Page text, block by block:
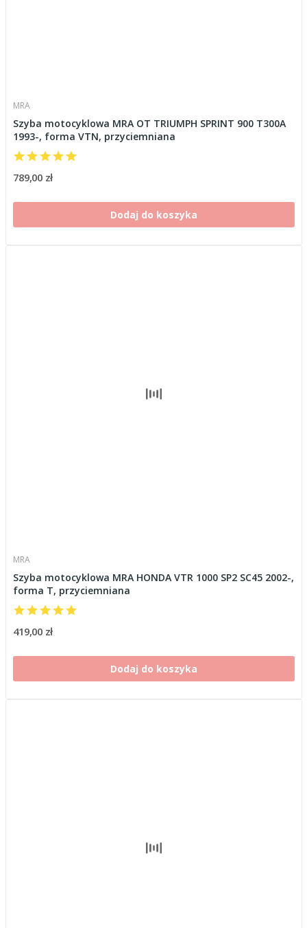
MRA
Szyba motocyklowa MRA OT TRIUMPH SPRINT 900 T300A
1993-, forma VTN, przyciemniana
789,00 zł
Dodaj do koszyka
MRA
Szyba motocyklowa MRA HONDA VTR 1000 SP2 SC45 2002-,
forma T, przyciemniana
419,00 zł
Dodaj do koszyka